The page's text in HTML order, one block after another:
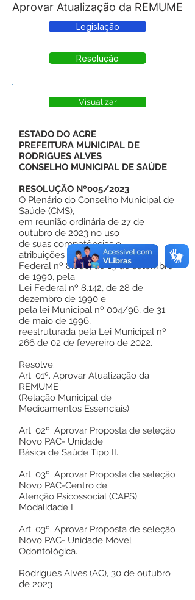
Aprovar Atualização da REMUME
Legislação
Resolução
Visualizar
ESTADO DO ACRE
PREFEITURA MUNICIPAL DE
RODRIGUES ALVES
CONSELHO MUNICIPAL DE SAÚDE
RESOLUÇÃO Nº005/2023
O Plenário do Conselho Municipal de
Saúde (CMS),
em reunião ordinária de 27 de
outubro de 2023 no uso
de suas competências e
atribuições conferidas pela Lei
Federal nº 8.080, de 19 de setembro
de 1990, pela
Lei Federal nº 8.142, de 28 de
dezembro de 1990 e
pela lei Municipal nº 004/96, de 31
de maio de 1996,
reestruturada pela Lei Municipal nº
266 de 02 de fevereiro de 2022.
Resolve:
Art. 01º. Aprovar Atualização da
REMUME
(Relação Municipal de
Medicamentos Essenciais).
Art. 02º. Aprovar Proposta de seleção
Novo PAC- Unidade
Básica de Saúde Tipo II.
Art. 03º. Aprovar Proposta de seleção
Novo PAC-Centro de
Atenção Psicossocial (CAPS)
Modalidade I.
Art. 03º. Aprovar Proposta de seleção
Novo PAC- Unidade Móvel
Odontológica.
Rodrigues Alves (AC), 30 de outubro
de 2023